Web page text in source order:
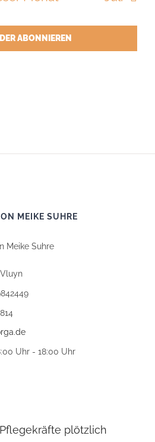
ABONNIEREN
MEIKE SUHRE
Meike Suhre
Uhr - 18:00 Uhr
plötzlich